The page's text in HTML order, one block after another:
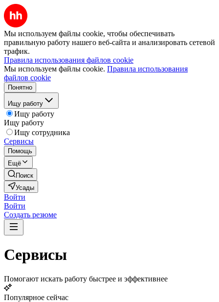
Мы используем файлы cookie, чтобы обеспечивать
правильную работу нашего веб-сайта и анализировать сетевой
трафик.
Правила использования файлов cookie
Мы используем файлы cookie. Правила использования
файлов cookie
Понятно
Ищу работу
Ищу работу
Ищу работу
Ищу сотрудника
Сервисы
Помощь
Ещё
Поиск
Усады
Войти
Войти
Создать резюме
Сервисы
Помогают искать работу быстрее и эффективнее
Популярное сейчас